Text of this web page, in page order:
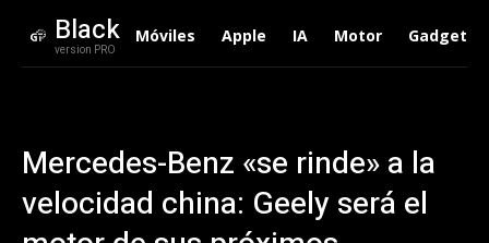
Black
version PRO
Móviles Apple IA Motor Gadgets
Mercedes-Benz «se rinde» a la
velocidad china: Geely será el